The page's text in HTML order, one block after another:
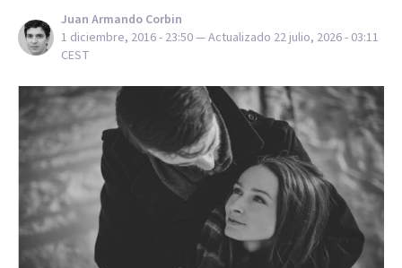
Juan Armando Corbin
1 diciembre, 2016 - 23:50— Actualizado 22 julio, 2026 - 03:11
CEST